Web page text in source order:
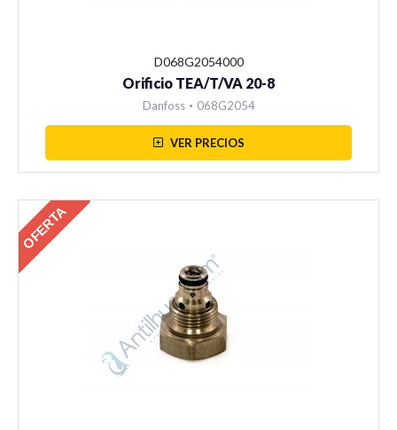
D068G2054000
Orificio TEA/T/VA 20-8
Danfoss • 068G2054
VER PRECIOS
OFERTA